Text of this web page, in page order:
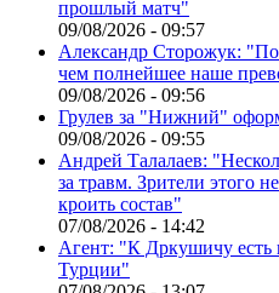
прошлый матч"
09/08/2026 - 09:57
Александр Сторожук:
чем полнейшее наше
09/08/2026 - 09:56
Грулев за "Нижний"
09/08/2026 - 09:55
Андрей Талалаев:
за травм. Зрители этого
кроить состав"
07/08/2026 - 14:42
Агент: "К Дркушичу есть
Турции"